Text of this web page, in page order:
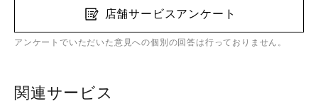
店舗サービスアンケート
アンケートでいただいた意見への個別の回答は行っておりません。
関連サービス